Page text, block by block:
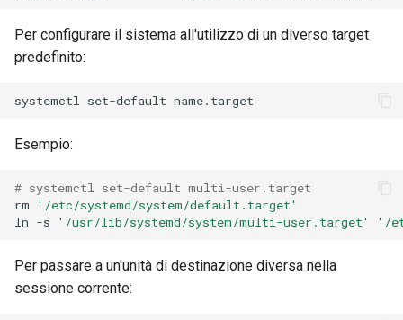
Per configurare il sistema all'utilizzo di un diverso target
predefinito:
systemctl set-default
Esempio:
# systemctl set-default multi-user.target
rm
'/etc/systemd/system/default.target'
ln -s '/usr/lib/systemd/system/multi-user.target' '/
Per passare a un'unità di destinazione diversa nella
sessione corrente: